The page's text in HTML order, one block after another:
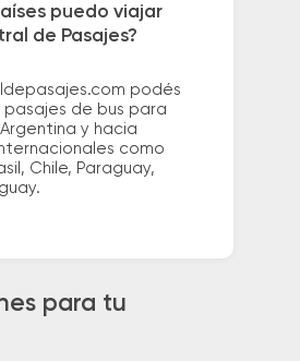
puedo viajar
de Pasajes?
podés
de bus para
y hacia
como
Chile, Paraguay,
para tu